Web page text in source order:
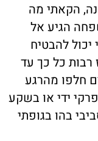
הקאתי מה
הגיע אל
יכול להבטיח
רבות כל כך עד
חלפו מהרגע
ידי או בשקע
בהו בגופתי